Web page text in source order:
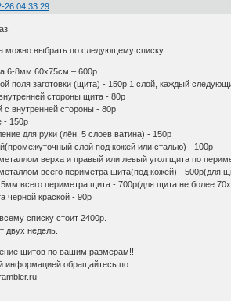
26 04:33:29
можно выбрать по следующему списку:
6-8мм 60х75см – 600р
поля заготовки (щита) - 150р 1 слой, каждый
стороны щита - 80р
с внутренней стороны - 80р
- 150р
для руки (лён, 5 слоев ватина) - 150р
слой под кожей или сталью) - 100р
верха и правый или левый угол щита по
всего периметра щита(под кожей) - 500р(для
всего периметра щита - 700р(для щита не более
черной краской - 90р
списку стоит 2400р.
двух недель.
щитов по вашим размерам!!!
информацией обращайтесь по: